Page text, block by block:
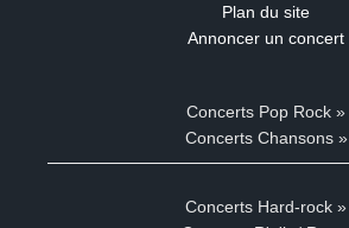
Plan du site
Annoncer un concert
Concerts Pop Rock »
Concerts Chansons »
Concerts Hard-rock »